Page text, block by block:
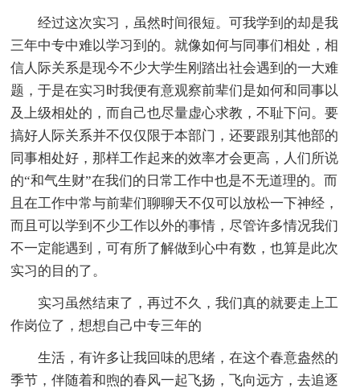
经过这次实习，虽然时间很短。可我学到的却是我
三年中专中难以学习到的。就像如何与同事们相处，相
信人际关系是现今不少大学生刚踏出社会遇到的一大难
题，于是在实习时我便有意观察前辈们是如何和同事以
及上级相处的，而自己也尽量虚心求教，不耻下问。要
搞好人际关系并不仅仅限于本部门，还要跟别其他部的
同事相处好，那样工作起来的效率才会更高，人们所说
的“和气生财”在我们的日常工作中也是不无道理的。而
且在工作中常与前辈们聊聊天不仅可以放松一下神经，
而且可以学到不少工作以外的事情，尽管许多情况我们
不一定能遇到，可有所了解做到心中有数，也算是此次
实习的目的了。
实习虽然结束了，再过不久，我们真的就要走上工
作岗位了，想想自己中专三年的
生活，有许多让我回味的思绪，在这个春意盎然的
季节，伴随着和煦的春风一起飞扬，飞向远方，去追逐